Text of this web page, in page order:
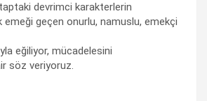
devrimci karakterlerin
emeği geçen onurlu, namuslu, emekçi
eğiliyor, mücadelesini
söz veriyoruz.